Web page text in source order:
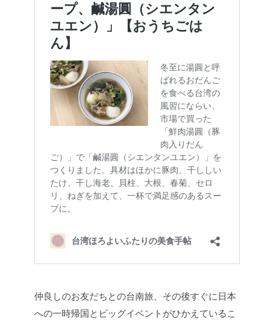
仲良しのお友だちとの台南旅、その後すぐに日本
への一時帰国とビッグイベントがひかえているこ